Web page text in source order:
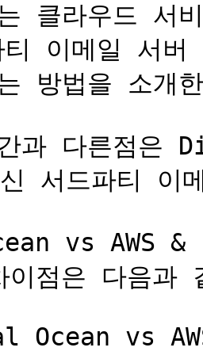
클라우드 서
티 이메일 서
방법을 소개
과 다른점은
서드파티 이
vs AWS
이점은 다음과
vs